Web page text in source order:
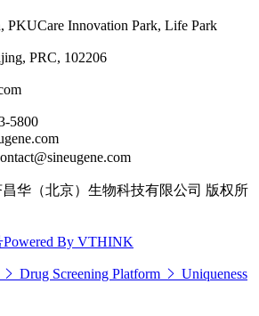
PKUCare Innovation Park, Life Park
PRC, 102206
5800
昌华（北京）生物科技有限公司 版权所
Powered By VTHINK
Drug Screening Platform Uniqueness